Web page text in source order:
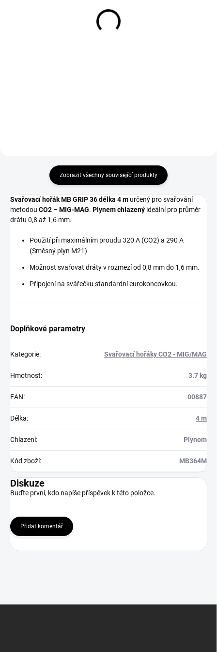
Zobrazit všechny související produkty
Svařovací hořák MB GRIP 36 délka 4 m určený pro svařování
metodou CO2 – MIG-MAG. Plynem chlazený ideální pro průměr
drátu 0,8 až 1,6 mm.
Použití při maximálním proudu 320 A (CO2) a 290 A
(Směsný plyn M21)
Možnost svařovat dráty v rozmezí od 0,8 mm do 1,6 mm.
Připojení na svářečku standardní eurokoncovkou.
Doplňkové parametry
Kategorie: Svařovací hořáky CO2 - MIG/MAG
Hmotnost: 3.7 kg
EAN: 00887
Délka: 4 m
Chlazení: Plynom
Kód zboží: MB364M
Diskuze
Buďte první, kdo napíše příspěvek k této položce.
Přidat komentář